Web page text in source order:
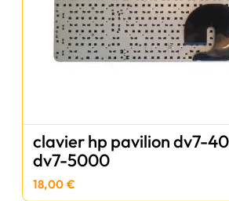
clavier hp pavilion dv7-
dv7-5000
18,00 €